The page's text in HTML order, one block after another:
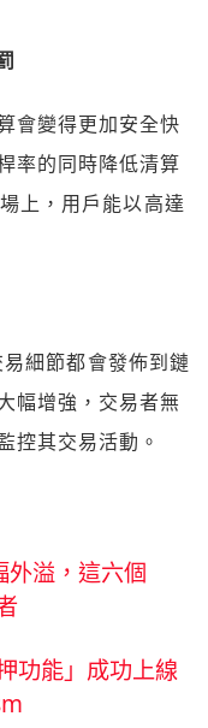
會變得更加安全快
率的同時降低清算
上，用戶能以高達
細節都會發佈到鏈
幅增強，交易者無
控其交易活動。
外溢，這六個
功能」成功上線